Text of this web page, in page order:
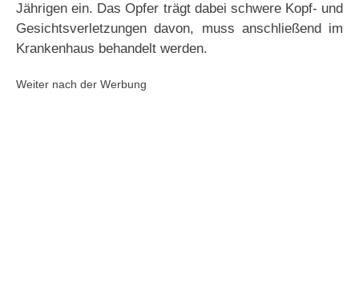
Jährigen ein. Das Opfer trägt dabei schwere Kopf- und
Gesichtsverletzungen davon, muss anschließend im
Krankenhaus behandelt werden.
Weiter nach der Werbung